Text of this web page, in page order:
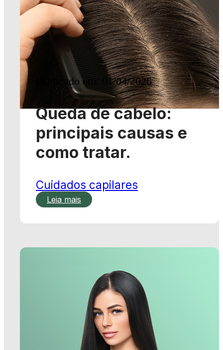
Publicado em: 01/04/2026
Queda de cabelo:
principais causas e
como tratar.
Cuidados capilares
Leia mais